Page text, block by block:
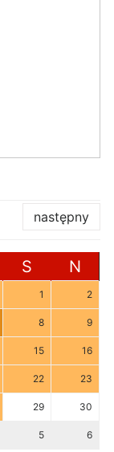
następny
S N
1 2
8 9
15 16
22 23
29 30
5 6